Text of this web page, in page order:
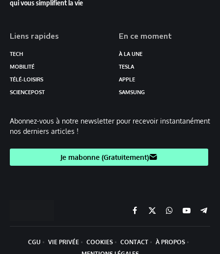
qui vous simplifient la vie
Liens rapides
TECH
MOBILITÉ
TÉLÉ-LOISIRS
SCIENCEPOST
En ce moment
À LA UNE
TESLA
APPLE
SAMSUNG
Abonnez-vous à notre newsletter pour recevoir instantanément
nos derniers articles !
Je mabonne (Gratuitement)
Facebook
X
(Twitter)
Chaine
WhatsApp
YouTube
CGU VIE PRIVÉE COOKIES CONTACT
À PROPOS